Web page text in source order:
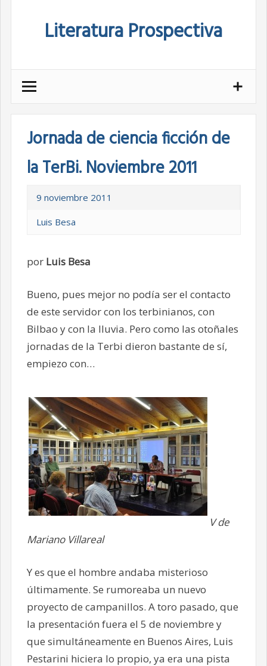
Literatura Prospectiva
Jornada de ciencia ficción de
la TerBi. Noviembre 2011
9 noviembre 2011
Luis Besa
por Luis Besa
Bueno, pues mejor no podía ser el contacto
de este servidor con los terbinianos, con
Bilbao y con la lluvia. Pero como las otoñales
jornadas de la Terbi dieron bastante de sí,
empiezo con…
V de
Mariano Villareal
Y es que el hombre andaba misterioso
últimamente. Se rumoreaba un nuevo
proyecto de campanillos. A toro pasado, que
la presentación fuera el 5 de noviembre y
que simultáneamente en Buenos Aires, Luis
Pestarini hiciera lo propio, ya era una pista